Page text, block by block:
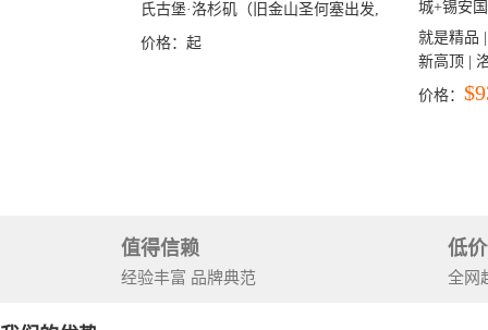
氏古堡·洛杉矶（旧金山圣何塞出发,
洛杉矶结束）
价格： 起
就是精品
新高顶 |
彩穴+马
价格：
值得信赖
经验丰富 品牌典范
低
全网